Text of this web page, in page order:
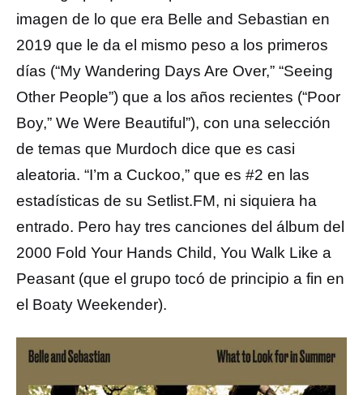
imagen de lo que era Belle and Sebastian en
2019 que le da el mismo peso a los primeros
días (“My Wandering Days Are Over,” “Seeing
Other People”) que a los años recientes (“Poor
Boy,” We Were Beautiful”), con una selección
de temas que Murdoch dice que es casi
aleatoria. “I’m a Cuckoo,” que es #2 en las
estadísticas de su Setlist.FM, ni siquiera ha
entrado. Pero hay tres canciones del álbum del
2000 Fold Your Hands Child, You Walk Like a
Peasant (que el grupo tocó de principio a fin en
el Boaty Weekender).